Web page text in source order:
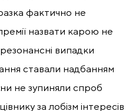
фактично не
назвати карою не
випадки
ставали надбанням
не зупиняли спроб
за лобізм інтересів